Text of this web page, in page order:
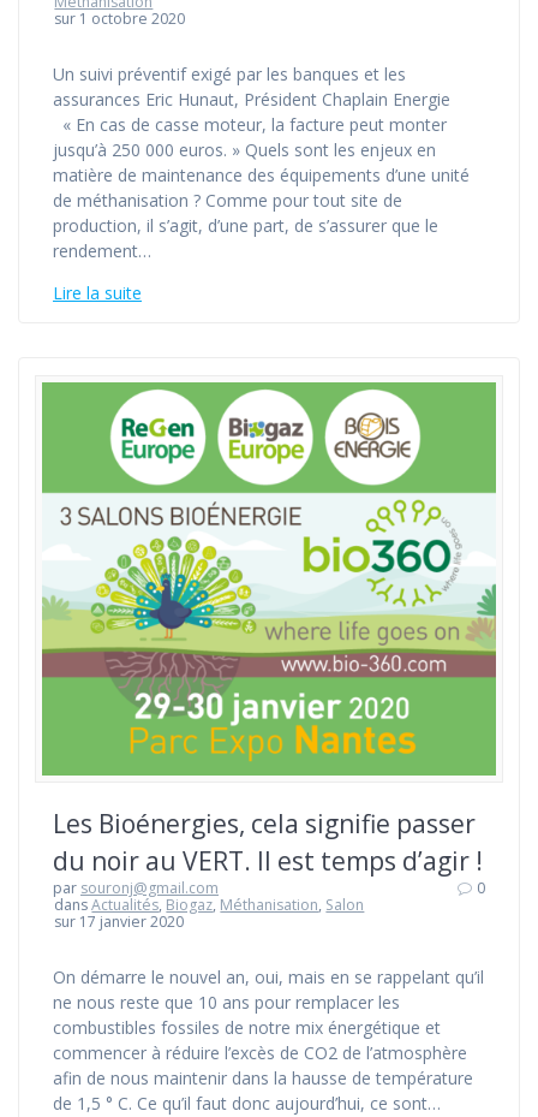
sur 1 octobre 2020
Un suivi préventif exigé par les banques et les
assurances Eric Hunaut, Président Chaplain Energie
« En cas de casse moteur, la facture peut monter
jusqu’à 250 000 euros. » Quels sont les enjeux en
matière de maintenance des équipements d’une unité
de méthanisation ? Comme pour tout site de
production, il s’agit, d’une part, de s’assurer que le
rendement…
Lire la suite
Les Bioénergies, cela signifie passer
du noir au VERT. Il est temps d’agir !
par souronj@gmail.com
dansActualités, Biogaz, Méthanisation, Salon
sur 17 janvier 2020
0
On démarre le nouvel an, oui, mais en se rappelant qu’il
ne nous reste que 10 ans pour remplacer les
combustibles fossiles de notre mix énergétique et
commencer à réduire l’excès de CO2 de l’atmosphère
afin de nous maintenir dans la hausse de température
de 1,5 ° C. Ce qu’il faut donc aujourd’hui, ce sont…